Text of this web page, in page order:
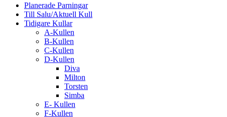
Planerade Parningar
Till Salu/Aktuell Kull
Tidigare Kullar
A-Kullen
B-Kullen
C-Kullen
D-Kullen
Diva
Milton
Torsten
Simba
E- Kullen
F-Kullen